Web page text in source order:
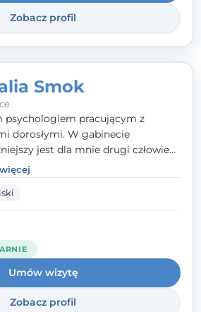
Zobacz profil
Smok
psychologiem pracującym z
dorosłymi. W gabinecie
jest dla mnie drugi człowiek
że empatia, autentyczność i pełne
tworzą bezpieczną
będącą podstawą pracy nad
W praktyce korzystam m.in. z
Racjonalnej Terapii Zachowania.
Umów wizytę
Zobacz profil